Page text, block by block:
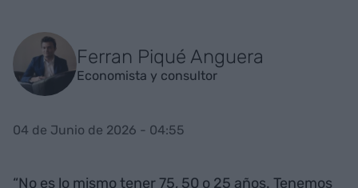
Ferran Piqué Anguera
Economista y consultor
04 de Junio de 2026 - 04:55
“No es lo mismo tener 75, 50 o 25 años. Tenemos